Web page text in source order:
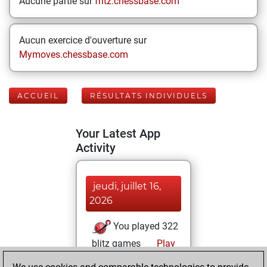
Aucun exercice d'ouverture sur
Mymoves.chessbase.com
ACCUEIL RÉSULTATS INDIVIDUELS
Your Latest App
Activity
jeudi, juillet 16,
2026
You played 322
blitz games
Play